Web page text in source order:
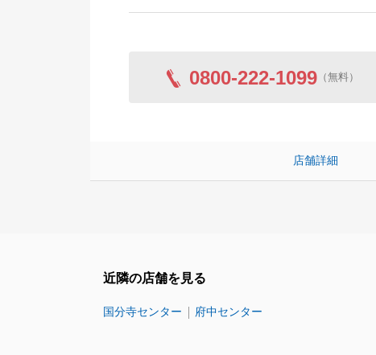
0800-222-1099 （無料）
店舗詳細
近隣の店舗を見る
国分寺センター 府中センター